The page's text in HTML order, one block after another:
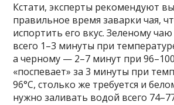
Кстати, эксперты рекомендуют
правильное время заварки чая,
испортить его вкус. Зеленому
всего 1–3 минуты при
а черному — 2–7 минут при
«поспевает» за 3 минуты при
96°C, столько же требуется и
нужно заливать водой всего